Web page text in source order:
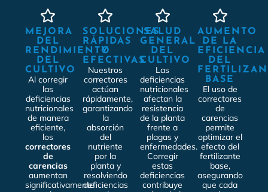
MEJORA
DEL
RENDIMIENTO
DEL
CULTIVO
Al corregir
las
deficiencias
nutricionales
de manera
eficiente,
los
correctores
de
carencias
aumentan
significativamente
SOLUCIONES
RÁPIDAS
Y
EFECTIVAS
Nuestros
correctores
actúan
rápidamente,
garantizando
la
absorción
del
nutriente
por la
planta y
resolviendo
deficiencias
SALUD
GENERAL
DEL
CULTIVO
Las
deficiencias
nutricionales
afectan la
resistencia
de la planta
frente a
plagas y
enfermedades.
Corregir
estas
deficiencias
contribuye
AUMENTO
DE LA
EFICIENCIA
DEL
BASE
El uso de
correctores
de
carencias
permite
optimizar el
efecto del
fertilizante
base,
asegurando
que cada